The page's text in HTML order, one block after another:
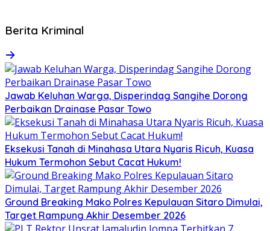
Berita Kriminal
Jawab Keluhan Warga, Disperindag Sangihe Dorong
Perbaikan Drainase Pasar Towo
Eksekusi Tanah di Minahasa Utara Nyaris Ricuh, Kuasa
Hukum Termohon Sebut Cacat Hukum!
Ground Breaking Mako Polres Kepulauan Sitaro Dimulai,
Target Rampung Akhir Desember 2026